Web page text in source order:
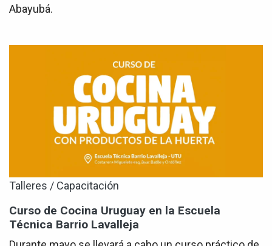
Abayubá.
Talleres / Capacitación
Curso de Cocina Uruguay en la Escuela
Técnica Barrio Lavalleja